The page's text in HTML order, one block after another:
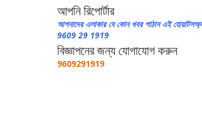
আপনি রিপোর্টার
আপনাদের এলাকার যে কোন খবর পাঠান এই
9609 29 1919
বিজ্ঞাপনের জন্য যোগাযোগ করুন
9609291919